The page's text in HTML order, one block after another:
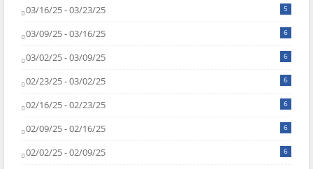
03/16/25 - 03/23/25 5
03/09/25 - 03/16/25 6
03/02/25 - 03/09/25 6
02/23/25 - 03/02/25 6
02/16/25 - 02/23/25 6
02/09/25 - 02/16/25 6
02/02/25 - 02/09/25 6